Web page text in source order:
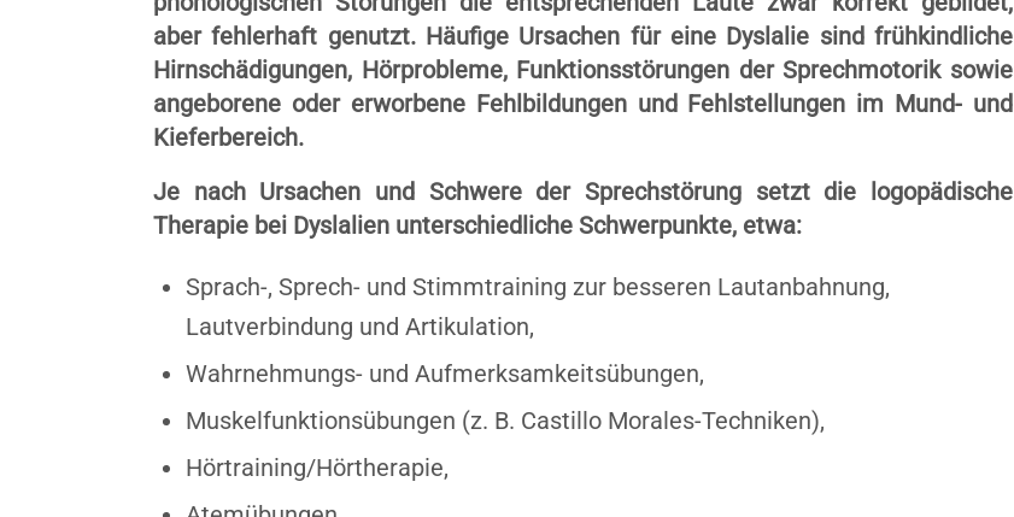
aber fehlerhaft genutzt. Häufige Ursachen für eine Dyslalie sind frühkindliche
Hirnschädigungen, Hörprobleme, Funktionsstörungen der Sprechmotorik sowie
angeborene oder erworbene Fehlbildungen und Fehlstellungen im Mund- und
Kieferbereich.
Je nach Ursachen und Schwere der Sprechstörung setzt die logopädische
Therapie bei Dyslalien unterschiedliche Schwerpunkte, etwa:
Sprach-, Sprech- und Stimmtraining zur besseren Lautanbahnung,
Lautverbindung und Artikulation,
Wahrnehmungs- und Aufmerksamkeitsübungen,
Muskelfunktionsübungen (z. B. Castillo Morales-Techniken),
Hörtraining/Hörtherapie,